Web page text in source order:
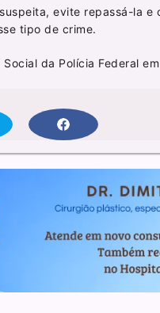
evite repassá-la
tipo de crime.
da Polícia Federal